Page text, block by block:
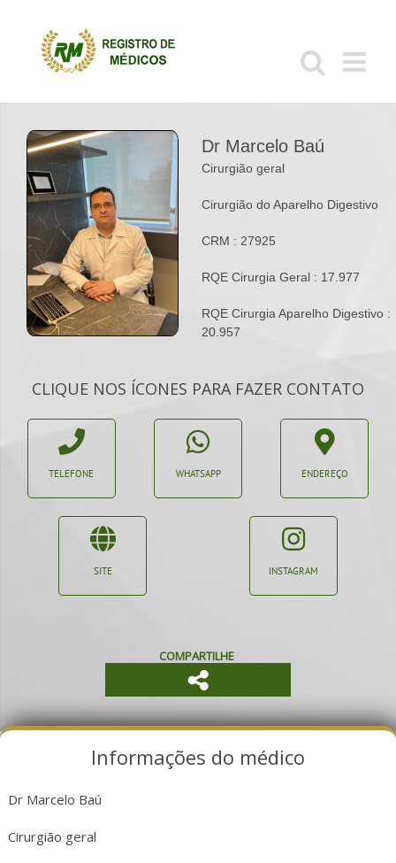
conteúdo
Dr Marcelo Baú
Cirurgião geral
Cirurgião do Aparelho Digestivo
CRM : 27925
RQE Cirurgia Geral : 17.977
RQE Cirurgia Aparelho Digestivo :
20.957
CLIQUE NOS ÍCONES PARA FAZER CONTATO
TELEFONE WHATSAPP ENDEREÇO
SITE INSTAGRAM
COMPARTILHE
Informações do médico
Dr Marcelo Baú
Cirurgião geral